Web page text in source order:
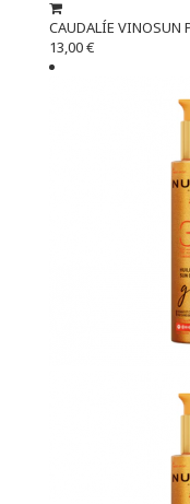
CAUDALÍE VINOSUN
13,00 €